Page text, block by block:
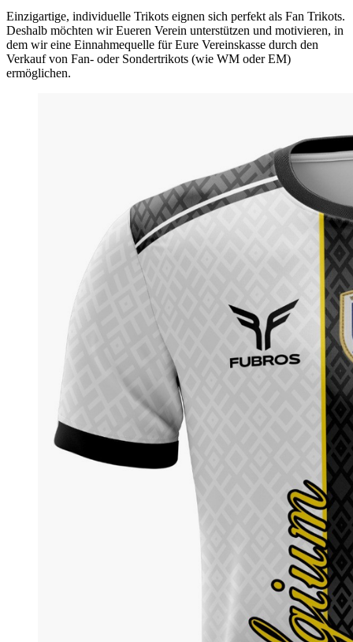
Einzigartige, individuelle Trikots eignen sich perfekt als Fan Trikots.
Deshalb möchten wir Eueren Verein unterstützen und motivieren, in
dem wir eine Einnahmequelle für Eure Vereinskasse durch den
Verkauf von Fan- oder Sondertrikots (wie WM oder EM)
ermöglichen.